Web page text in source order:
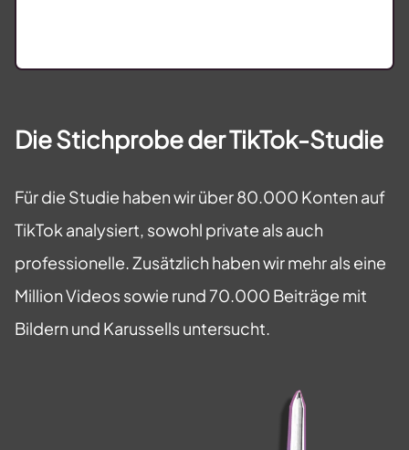
Die Stichprobe der TikTok-Studie
Für die Studie haben wir über 80.000 Konten auf
TikTok analysiert, sowohl private als auch
professionelle. Zusätzlich haben wir mehr als eine
Million Videos sowie rund 70.000 Beiträge mit
Bildern und Karussells untersucht.